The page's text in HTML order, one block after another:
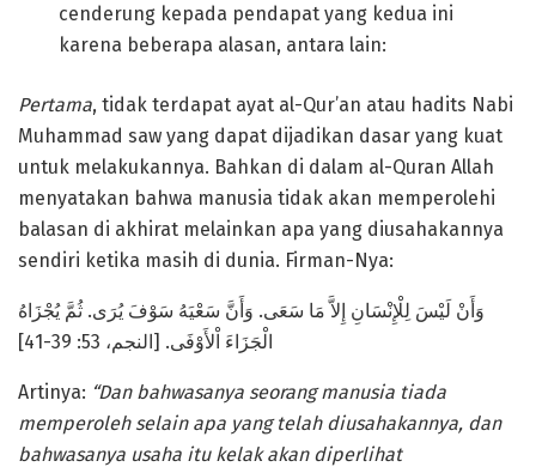
cenderung kepada pendapat yang kedua ini
karena beberapa alasan, antara lain:
Pertama, tidak terdapat ayat al-Qur’an atau hadits Nabi
Muhammad saw yang dapat dijadikan dasar yang kuat
untuk melakukannya. Bahkan di dalam al-Quran Allah
menyatakan bahwa manusia tidak akan memperolehi
balasan di akhirat melainkan apa yang diusahakannya
sendiri ketika masih di dunia. Firman-Nya:
وَأَنْ لَيْسَ لِلْإِنْسَانِ إِلاَّ مَا سَعَى. وَأَنَّ سَعْيَهُ سَوْفَ يُرَى. ثُمَّ يُجْزَاهُ
الْجَزَاءَ اْلأَوْفَى. [النجم، 53: 39-41]
Artinya: “Dan bahwasanya seorang manusia tiada
memperoleh selain apa yang telah diusahakannya, dan
bahwasanya usaha itu kelak akan diperlihat